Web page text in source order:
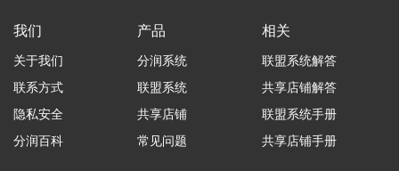
我们
关于我们
联系方式
隐私安全
分润百科
产品
分润系统
联盟系统
共享店铺
常见问题
相关
联盟系统解答
共享店铺解答
联盟系统手册
共享店铺手册